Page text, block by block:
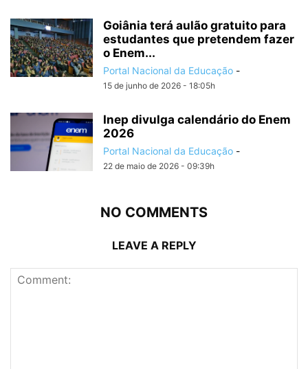
Goiânia terá aulão gratuito para
estudantes que pretendem fazer
o Enem...
Portal Nacional da Educação -
15 de junho de 2026 - 18:05h
Inep divulga calendário do Enem
2026
Portal Nacional da Educação -
22 de maio de 2026 - 09:39h
NO COMMENTS
LEAVE A REPLY